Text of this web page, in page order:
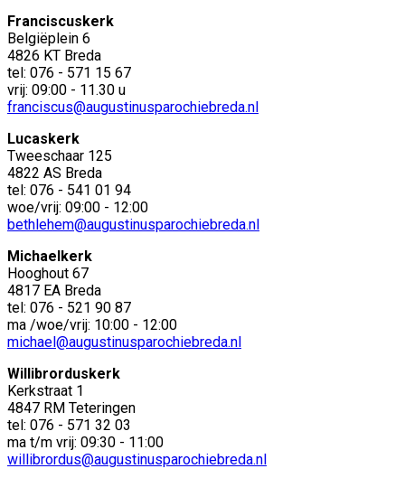
Franciscuskerk
Belgiëplein 6
4826 KT Breda
tel: 076 - 571 15 67
vrij: 09:00 - 11.30 u
franciscus@augustinusparochiebreda.nl
Lucaskerk
Tweeschaar 125
4822 AS Breda
tel: 076 - 541 01 94
woe/vrij: 09:00 - 12:00
bethlehem@augustinusparochiebreda.nl
Michaelkerk
Hooghout 67
4817 EA Breda
tel: 076 - 521 90 87
ma /woe/vrij: 10:00 - 12:00
michael@augustinusparochiebreda.nl
Willibrorduskerk
Kerkstraat 1
4847 RM Teteringen
tel: 076 - 571 32 03
ma t/m vrij: 09:30 - 11:00
willibrordus@augustinusparochiebreda.nl